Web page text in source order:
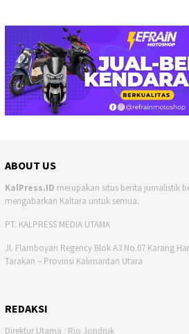
ABOUT US
KalPress.ID merupakan situs berita jurnalistik
mengabarkan Kaltara untuk semua.
PT. KALPRESS MEDIA UTAMA
Jl. Flamboyan Regency Blok A3 No.07 Karang
Tarakan – Provinsi Kalimantan Utara
REDAKSI
Direktur Utama : Rio Jondruk